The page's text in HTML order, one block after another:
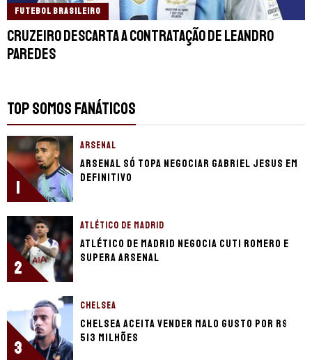
FUTEBOL BRASILEIRO
Cruzeiro descarta a contratação de Leandro
Paredes
TOP SOMOS FANÁTICOS
1
ARSENAL
Arsenal só topa negociar Gabriel Jesus em
definitivo
2
ATLÉTICO DE MADRID
Atlético de Madrid negocia Cuti Romero e
supera Arsenal
3
CHELSEA
Chelsea aceita vender Malo Gusto por R$
513 milhões